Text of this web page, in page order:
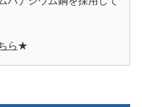
ら★